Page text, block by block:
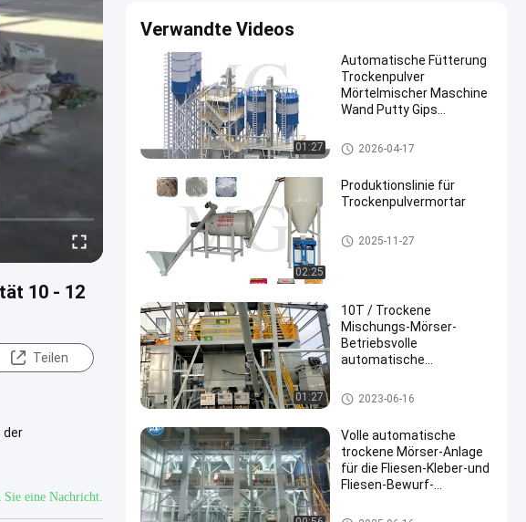
10 - 12
Teilen
der
Sie eine Nachricht.
Verwandte Videos
01:27
Automatische Fütterung
Trockenpulver
Mörtelmischer Maschine
Wand Putty Gips
Mischgeräte
Bodenfliesen Klebstoff
Trockene Mörser-Anlage
2026-04-17
02:25
Produktionslinie für
Trockenpulvermortar
trockene Mörserfertigungsstra
ße
2025-11-27
01:27
10T / Trockene
Mischungs-Mörser-
Betriebsvolle
automatische
Doppelwellen-
Schaufelmischer H
trockene Mörserfertigungsstra
ße
2023-06-16
Volle automatische
trockene Mörser-Anlage
für die Fliesen-Kleber-und
Fliesen-Bewurf-
Trockene Mörser-Anlage